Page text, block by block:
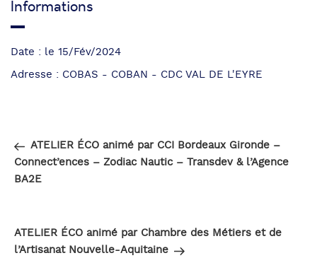
Informations
Date : le 15/Fév/2024
Adresse : COBAS - COBAN - CDC VAL DE L'EYRE
l’article
précédent
ATELIER ÉCO animé par CCI Bordeaux Gironde –
Connect’ences – Zodiac Nautic – Transdev & l’Agence
BA2E
suivant
ATELIER ÉCO animé par Chambre des Métiers et de
l’Artisanat Nouvelle-Aquitaine